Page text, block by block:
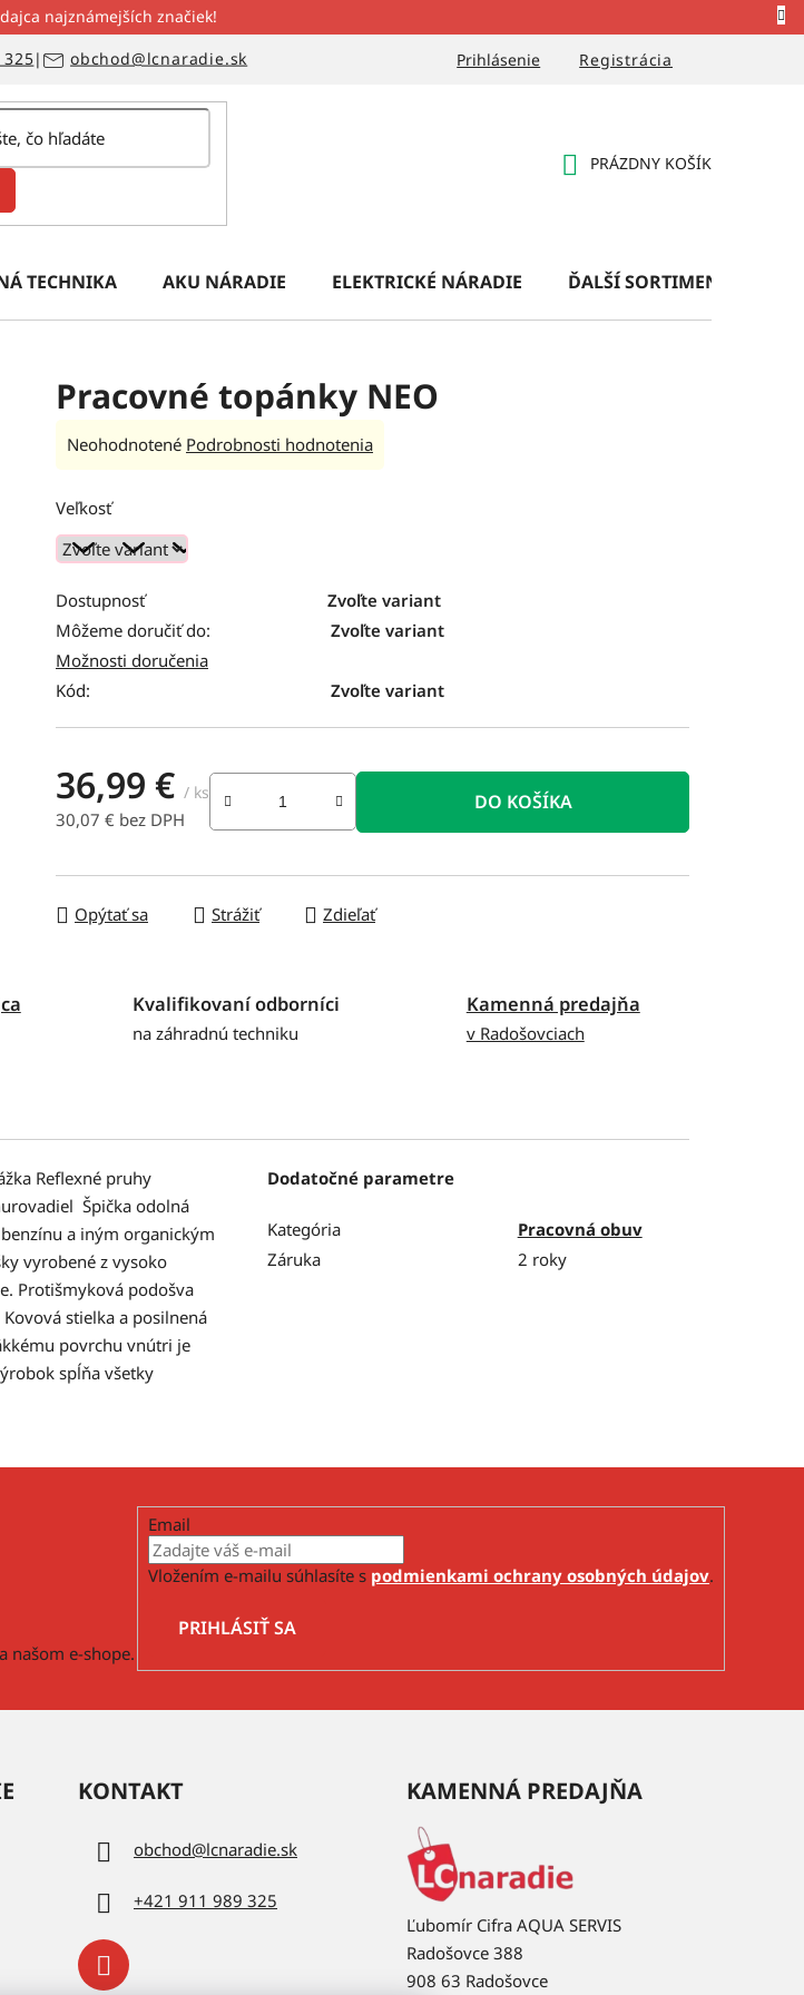
najznámejších značiek!
Prihlásenie Registrácia
325| obchod@lcnaradie.sk
PRÁZDNY KOŠÍK
TECHNIKA AKU NÁRADIE ELEKTRICKÉ NÁRADIE ĎALŠÍ SORTIMENT
Pracovné topánky NEO
Priemerné
produktu
0,0
5
hviezdičiek.
Neohodnotené Podrobnosti hodnotenia
Veľkosť
Dostupnosť
Zvoľte variant
Môžeme doručiť do:
Zvoľte variant
Možnosti doručenia
Kód:
Zvoľte variant
36,99 € / ks
30,07 € bez DPH
DO KOŠÍKA
Opýtať sa Strážiť Zdieľať
Kvalifikovaní odborníci
na záhradnú techniku
Kamenná predajňa
v Radošovciach
Reflexné pruhy
Špička odolná
a iným organickým
vyrobené z vysoko
Protišmyková podošva
stielka a posilnená
povrchu vnútri je
spĺňa všetky
Dodatočné parametre
Kategória
Pracovná obuv
Záruka
2 roky
našom e-shope.
Email
Vložením e-mailu súhlasíte s podmienkami ochrany osobných údajov.
PRIHLÁSIŤ SA
KONTAKT
obchod@lcnaradie.sk
+421 911 989 325
KAMENNÁ PREDAJŇA
Ľubomír Cifra AQUA SERVIS
Radošovce 388
908 63 Radošovce